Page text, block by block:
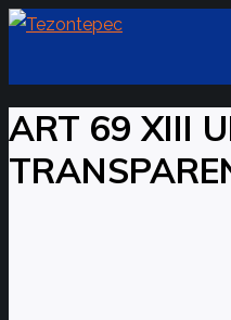
ART 69 XIII